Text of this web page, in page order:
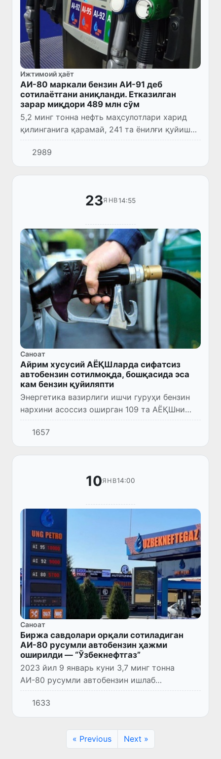
Ижтимоий ҳаёт
АИ-80 маркали бензин АИ-91 деб
сотилаётгани аниқланди. Етказилган
зарар миқдори 489 млн сўм
5,2 минг тонна нефть маҳсулотлари харид
қилинганига қарамай, 241 та ёнилғи қуйиш
шохобчаларида истеъмолчиларга бензин
сотилмагани аниқланди, яъни сунъий
ажиотаж ҳолати вужудга келт...
2989
23ЯНВ14:55
Саноат
Айрим хусусий АЁҚШларда сифатсиз
автобензин сотилмоқда, бошқасида эса
кам бензин қуйиляпти
Энергетика вазирлиги ишчи гуруҳи бензин
нархини асоссиз оширган 109 та АЁҚШни
аниқлаб, уларга биржа савдоларида чеклов
қўйди.
1657
10ЯНВ14:00
Саноат
Биржа савдолари орқали сотиладиган
АИ-80 русумли автобензин ҳажми
оширилди — “Ўзбекнефтгаз”
2023 йил 9 январь куни 3,7 минг тонна
АИ-80 русумли автобензин ишлаб
чиқарилди.
1633
« Previous Next »